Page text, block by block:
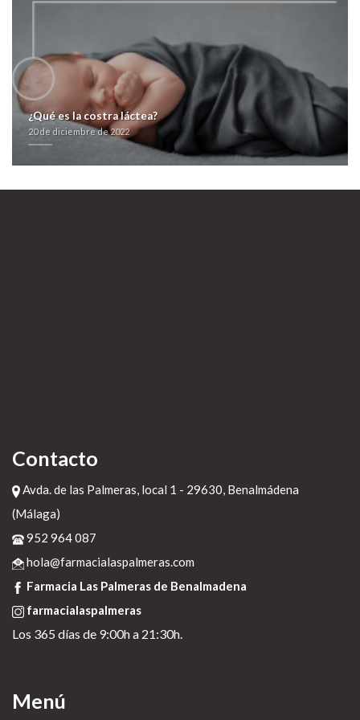
farmacialaspalmeras.com
parkemed-ponstan-ponalar-kaufen-günstig-auf-rechnung
nota
Ver Web
seguir leyendo contenido
20 de diciembre de 2022
¿Qué es la costra láctea?
20 de diciembre de 2022
Contacto
Avda. de las Palmeras, local 1 - 29630, Benalmádena
(Málaga)
952 964 087
hola@farmacialaspalmeras.com
Farmacia Las Palmeras de Benalmadena
farmacialaspalmeras
Los 365 días de 9:00h a 21:30h.
Menú